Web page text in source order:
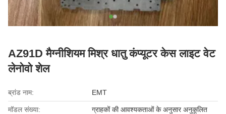
AZ91D मैग्नीशियम मिश्र धातु कंप्यूटर केस लाइट वेट
लेनोवो शेल
ब्रांड नाम: EMT
मॉडल संख्या: ग्राहकों की आवश्यकताओं के अनुसार अनुकूलित